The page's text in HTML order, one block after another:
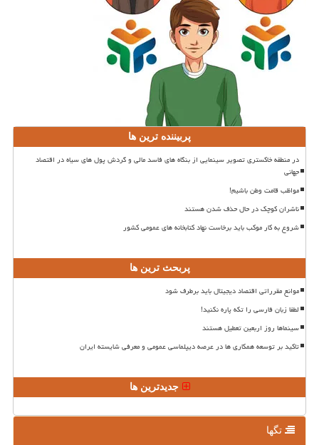
پربیننده ترین ها
در منطقه خاکستری تصویر سینمایی از بنگاه های فاسد مالی و گردش پول های سیاه در اقتصاد
جهانی
مواظب قامت وطن باشیم!
ناشران کوچک در حال حذف شدن هستند
شروع به کار موکب باید برخاست نهاد کتابخانه های عمومی کشور
پربحث ترین ها
موانع مقرراتی اقتصاد دیجیتال باید برطرف شود
لطفا زبان فارسی را تکه پاره نکنید!
سینماها روز اربعین تعطیل هستند
تاکید بر توسعه همکاری ها در عرصه دیپلماسی عمومی و معرفی شایسته ایران
جدیدترین ها
تگها